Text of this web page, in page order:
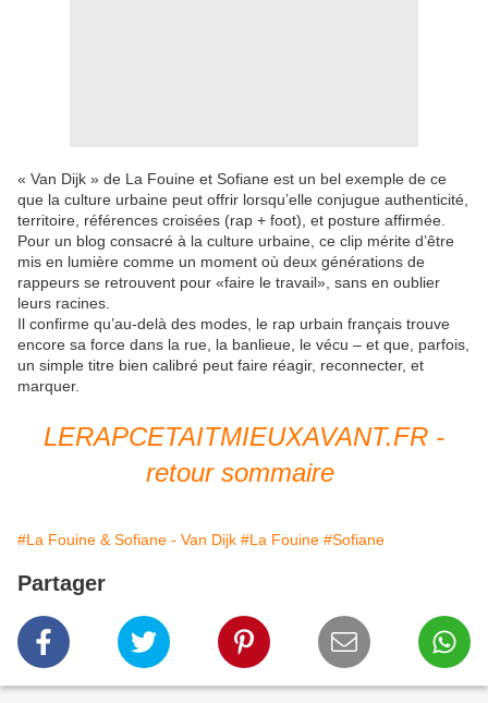
« Van Dijk » de La Fouine et Sofiane est un bel exemple de ce
que la culture urbaine peut offrir lorsqu’elle conjugue authenticité,
territoire, références croisées (rap + foot), et posture affirmée.
Pour un blog consacré à la culture urbaine, ce clip mérite d’être
mis en lumière comme un moment où deux générations de
rappeurs se retrouvent pour «faire le travail», sans en oublier
leurs racines.
Il confirme qu’au-delà des modes, le rap urbain français trouve
encore sa force dans la rue, la banlieue, le vécu – et que, parfois,
un simple titre bien calibré peut faire réagir, reconnecter, et
marquer.
LERAPCETAITMIEUXAVANT.FR -
retour sommaire
#La Fouine & Sofiane - Van Dijk #La Fouine #Sofiane
Partager